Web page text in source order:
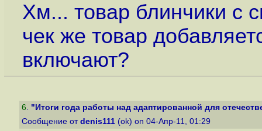
Хм... товар блинчики с
чек же товар
включают?
6. "Итоги года работы над адаптированной для
Сообщение от denis111 (ok) on 04-Апр-11, 01:29